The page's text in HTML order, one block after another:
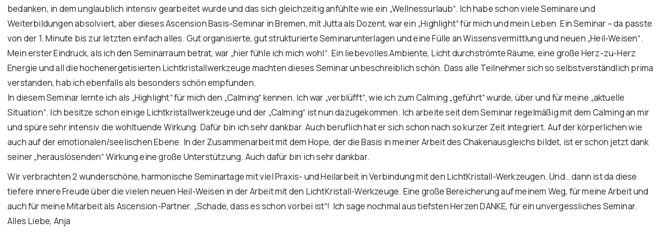
bedanken, in dem unglaublich intensiv gearbeitet wurde und das sich gleichzeitig anfühlte wie ein „Wellnessurlaub“. Ich habe schon viele Seminare und
Weiterbildungen absolviert, aber dieses Ascension Basis-Seminar in Bremen, mit Jutta als Dozent, war ein „Highlight“ für mich und mein Leben. Ein Seminar – da passte
von der 1. Minute bis zur letzten einfach alles. Gut organisierte, gut strukturierte Seminarunterlagen und eine Fülle an Wissensvermittlung und neuen „Heil-Weisen“.
Mein erster Eindruck, als ich den Seminarraum betrat, war „hier fühle ich mich wohl“. Ein liebevolles Ambiente, Licht durchströmte Räume, eine große Herz-zu-Herz
Energie und all die hochenergetisierten Lichtkristallwerkzeuge machten dieses Seminar unbeschreiblich schön. Dass alle Teilnehmer sich so selbstverständlich prima
verstanden, hab ich ebenfalls als besonders schön empfunden.
In diesem Seminar lernte ich als „Highlight“ für mich den „Calming“ kennen. Ich war „verblüfft“, wie ich zum Calming „geführt“ wurde, über und für meine „aktuelle
Situation“. Ich besitze schon einige Lichtkristallwerkzeuge und der „Calming“ ist nun dazugekommen. Ich arbeite seit dem Seminar regelmäßig mit dem Calming an mir
und spüre sehr intensiv die wohltuende Wirkung. Dafür bin ich sehr dankbar. Auch beruflich hat er sich schon nach so kurzer Zeit integriert. Auf der körperlichen wie
auch auf der emotionalen/seelischen Ebene. In der Zusammenarbeit mit dem Hope, der die Basis in meiner Arbeit des Chakenausgleichs bildet, ist er schon jetzt dank
seiner „herauslösenden“ Wirkung eine große Unterstützung. Auch dafür bin ich sehr dankbar.
Wir verbrachten 2 wunderschöne, harmonische Seminartage mit viel Praxis- und Heilarbeit in Verbindung mit den LichtKristall-Werkzeugen. Und… dann ist da diese
tiefere innere Freude über die vielen neuen Heil-Weisen in der Arbeit mit den LichtKristall-Werkzeuge. Eine große Bereicherung auf meinem Weg, für meine Arbeit und
auch für meine Mitarbeit als Ascension-Partner. „Schade, dass es schon vorbei ist“! Ich sage nochmal aus tiefsten Herzen DANKE, für ein unvergessliches Seminar.
Alles Liebe, Anja